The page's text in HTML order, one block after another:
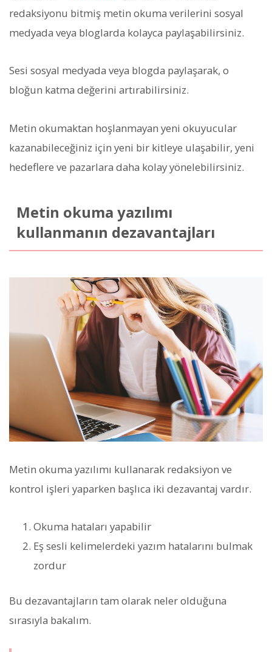
redaksiyonu bitmiş metin okuma verilerini sosyal
medyada veya bloglarda kolayca paylaşabilirsiniz.
Sesi sosyal medyada veya blogda paylaşarak, o
bloğun katma değerini artırabilirsiniz.
Metin okumaktan hoşlanmayan yeni okuyucular
kazanabileceğiniz için yeni bir kitleye ulaşabilir, yeni
hedeflere ve pazarlara daha kolay yönelebilirsiniz.
Metin okuma yazılımı
kullanmanın dezavantajları
Metin okuma yazılımı kullanarak redaksiyon ve
kontrol işleri yaparken başlıca iki dezavantaj vardır.
Okuma hataları yapabilir
Eş sesli kelimelerdeki yazım hatalarını bulmak
zordur
Bu dezavantajların tam olarak neler olduğuna
sırasıyla bakalım.